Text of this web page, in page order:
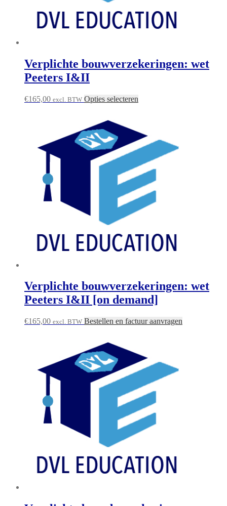
Verplichte bouwverzekeringen: wet
Peeters I&II
€165,00 excl. BTW Opties selecteren
Verplichte bouwverzekeringen: wet
Peeters I&II [on demand]
€165,00 excl. BTW Bestellen en factuur aanvragen